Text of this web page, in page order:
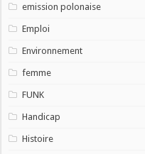
emission polonaise
Emploi
Environnement
femme
FUNK
Handicap
Histoire